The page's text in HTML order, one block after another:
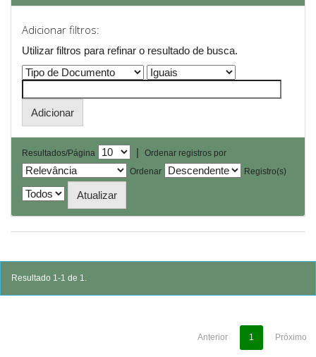
Adicionar filtros:
Utilizar filtros para refinar o resultado de busca.
Resultados/Página |
Ordenar registros por
Ordenar
Registro(s)
Resultado 1-1 de 1.
Anterior 1 Próximo